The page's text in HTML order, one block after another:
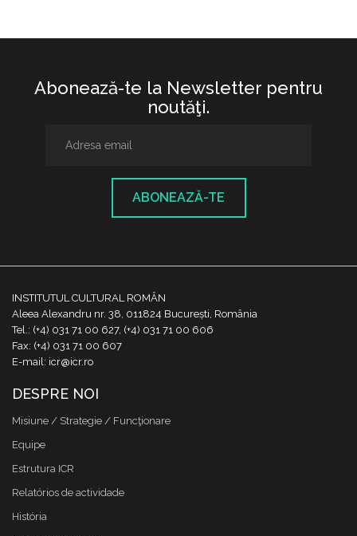
Abonează-te la Newsletter pentru
noutăţi.
ABONEAZĂ-TE
INSTITUTUL CULTURAL ROMÂN
Aleea Alexandru nr. 38, 011824 București, România
Tel.: (+4) 031 71 00 627, (+4) 031 71 00 606
Fax: (+4) 031 71 00 607
E-mail: icr@icr.ro
DESPRE NOI
Misiune / Strategie / Funcţionare
Equipe
Estrutura ICR
Relatórios de actividade
História